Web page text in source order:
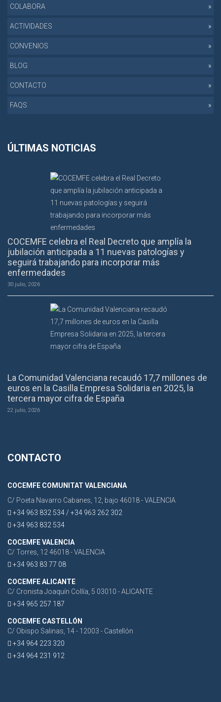
COLABORA
ACTIVIDADES
CONVENIOS
BLOG
CONTACTO
FAQS
ÚLTIMAS NOTICIAS
COCEMFE celebra el Real Decreto que amplía la
jubilación anticipada a 11 nuevas patologías y
seguirá trabajando para incorporar más
enfermedades
30 julio, 2026
La Comunidad Valenciana recaudó 17,7 millones de
euros en la Casilla Empresa Solidaria en 2025, la
tercera mayor cifra de España
22 julio, 2026
CONTACTO
COCEMFE COMUNITAT VALENCIANA
C/ Poeta Navarro Cabanes, 12, bajo 46018 - VALENCIA
+34 963 832 534 / +34 963 262 302
+34 963 832 534
COCEMFE VALENCIA
C/ Torres, 12 46018 - VALENCIA
+34 963 83 77 08
COCEMFE ALICANTE
C/ Cronista Joaquín Collía, 5 03010 - ALICANTE
+34 965 257 187
COCEMFE CASTELLÓN
C/ Obispo Salinas, 14 - 12003 - Castellón
+34 964 223 320
+34 964 231 912